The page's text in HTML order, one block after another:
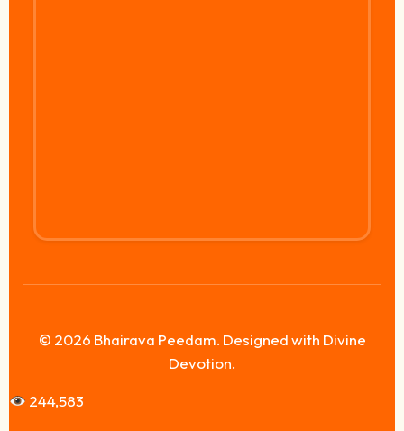
© 2026 Bhairava Peedam. Designed with Divine
Devotion.
244,583